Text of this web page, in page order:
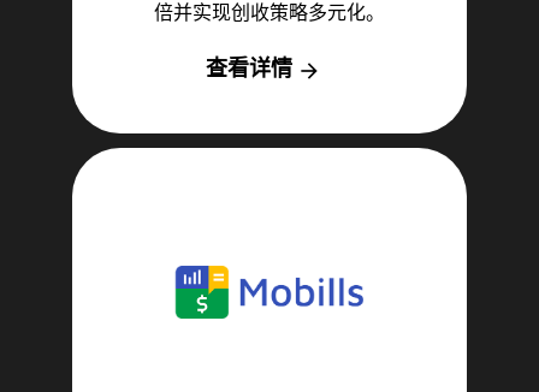
倍并实现创收策略多元化。
查看详情 arrow_forward